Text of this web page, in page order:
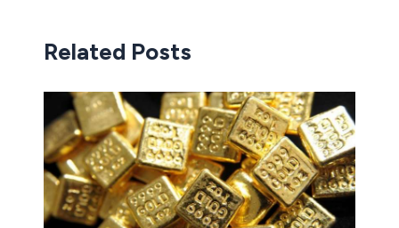
Related Posts